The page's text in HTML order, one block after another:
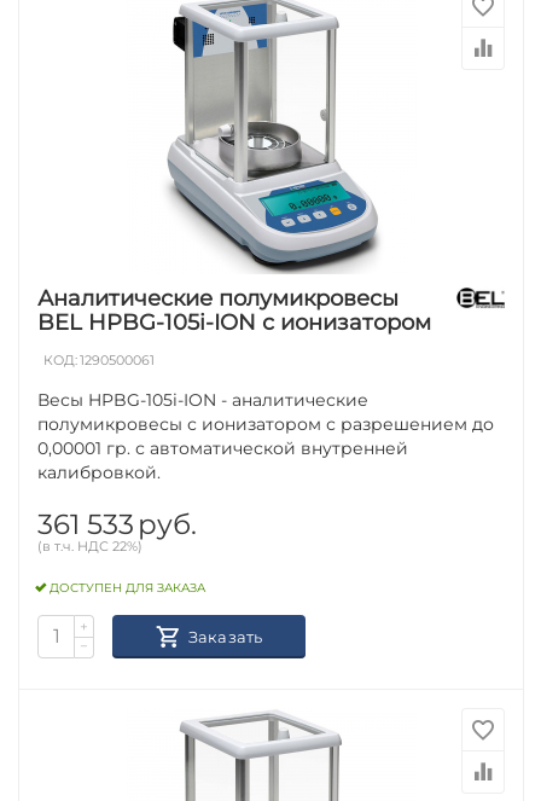
Аналитические полумикровесы
BEL HPBG-105i-ION с ионизатором
КОД:1290500061
Весы HPBG-105i-ION - аналитические
полумикровесы с ионизатором с разрешением до
0,00001 гр. с автоматической внутренней
калибровкой.
361 533 руб.
(в т.ч. НДС 22%)
ДОСТУПЕН ДЛЯ ЗАКАЗА
+
−
Заказать